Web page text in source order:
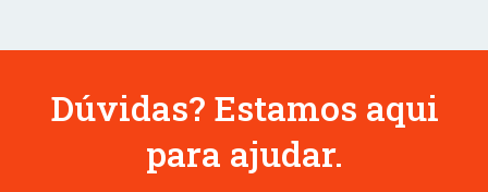
Dúvidas? Estamos aqui
para ajudar.